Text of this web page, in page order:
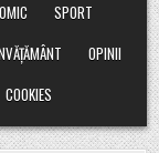
SPORT
OPINII
COOKIES